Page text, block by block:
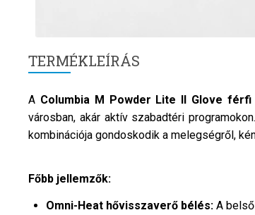
TERMÉKLEÍRÁS
A Columbia M Powder Lite II Gloveférfi
városban, akár aktív szabadtéri
kombinációja gondoskodik a melegségről,
Főbb jellemzők:
Omni-Heat hővisszaverő bélés: A